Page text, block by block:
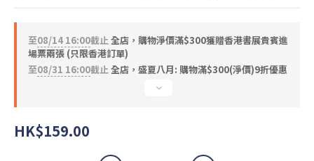
至08/14 16:00截止全店，購物淨價滿$300獲贈香港書展貴賓進
場票兩張 (只限香港訂單)
至08/31 16:00截止全店，盛夏八月: 購物滿$300(淨價)9折優惠
HK$159.00